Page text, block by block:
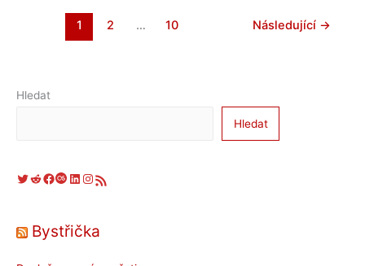
Hrazdila
1 2 … 10 Následující →
Hledat
Hledat
Twitter Reddit Facebook Last.fm LinkedIn Instagram RSS zdroj
Bystřička